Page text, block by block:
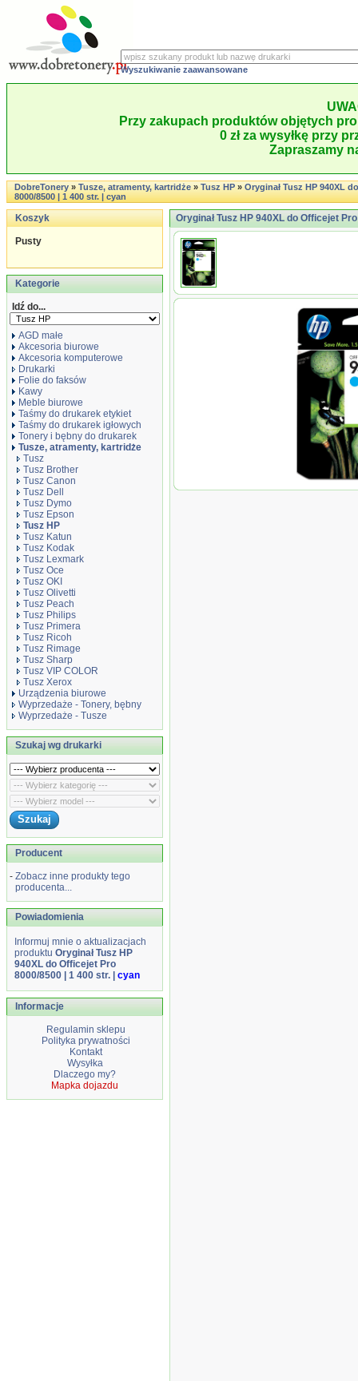
Wyszukiwanie zaawansowane
Przy zakupach produktów objętych
0 zł za wysyłkę przy
Zapraszamy
DobreTonery»Tusze, atramenty, kartridże»Tusz HP»Oryginał Tusz HP 940XL
8000/8500 | 1 400 str. | cyan
Koszyk
Pusty
Kategorie
Idź do...
AGD małe
Akcesoria biurowe
Akcesoria komputerowe
Drukarki
Folie do faksów
Kawy
Meble biurowe
Taśmy do drukarek etykiet
Taśmy do drukarek igłowych
Tonery i bębny do drukarek
Tusze, atramenty, kartridże
Tusz
Tusz Brother
Tusz Canon
Tusz Dell
Tusz Dymo
Tusz Epson
Tusz HP
Tusz Katun
Tusz Kodak
Tusz Lexmark
Tusz Oce
Tusz OKI
Tusz Olivetti
Tusz Peach
Tusz Philips
Tusz Primera
Tusz Ricoh
Tusz Rimage
Tusz Sharp
Tusz VIP COLOR
Tusz Xerox
Urządzenia biurowe
Wyprzedaże - Tonery, bębny
Wyprzedaże - Tusze
Szukaj wg drukarki
Producent
- Zobacz inne produkty tego
producenta...
Powiadomienia
Informuj mnie o aktualizacjach
produktu Oryginał Tusz HP
940XL do Officejet Pro
8000/8500 | 1 400 str. |
cyan
Informacje
Regulamin sklepu
Polityka prywatności
Kontakt
Wysyłka
Dlaczego my?
Mapka dojazdu
Oryginał Tusz HP 940XL do Officejet
Oryginał